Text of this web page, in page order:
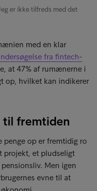
er ikke tilfreds med det
med en klar
fra fintech-
at 47% af rumænerne i
op, hvilket kan indikerer
til fremtiden
penge op er fremtidig ro
projekt, et pludseligt
Men igen
evne til at